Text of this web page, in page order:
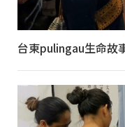
台東pulingau生命故